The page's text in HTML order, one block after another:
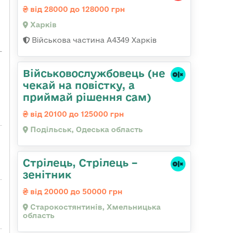
від 28000 до 128000 грн
Харків
Військова частина А4349 Харків
Військовослужбовець (не
чекай на повістку, а
приймай рішення сам)
від 20100 до 125000 грн
Подільськ, Одеська область
Стрілець, Стрілець –
зенітник
від 20000 до 50000 грн
Старокостянтинів, Хмельницька
область